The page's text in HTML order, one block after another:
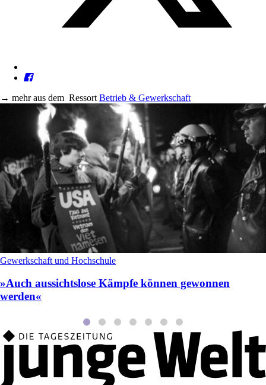
→ mehr aus dem Ressort Betrieb & Gewerkschaft
Gewerkschaft und Hochschule
»Auch aussichtslose Kämpfe können gewonnen
werden«